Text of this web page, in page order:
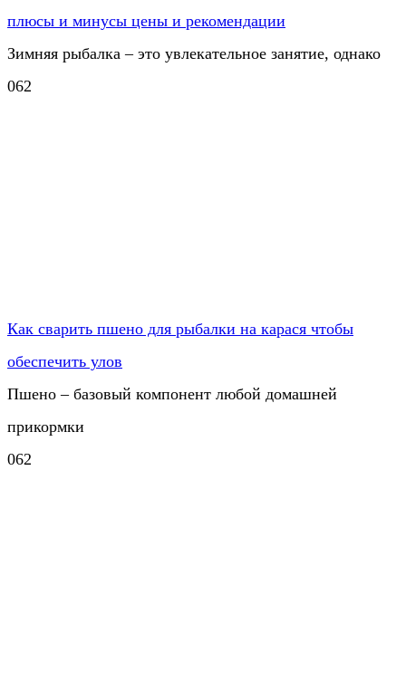
плюсы и минусы цены и рекомендации
Зимняя рыбалка – это увлекательное занятие, однако
062
Как сварить пшено для рыбалки на карася чтобы
обеспечить улов
Пшено – базовый компонент любой домашней
прикормки
062